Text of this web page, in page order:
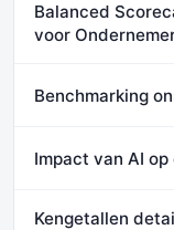
Balanced
voor
Benchmarking
Impact van AI
Kengetallen